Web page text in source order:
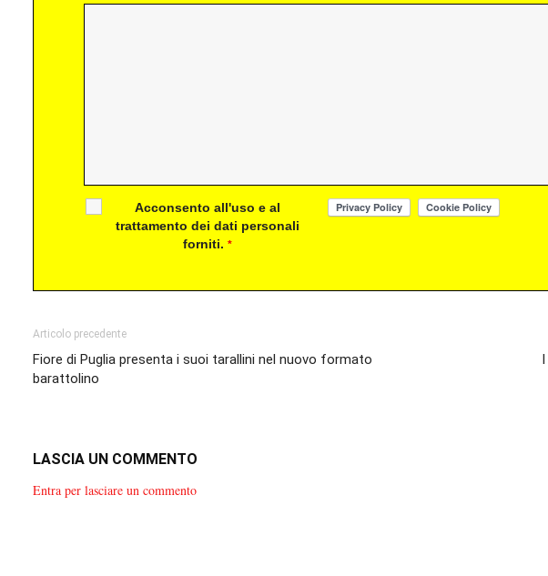
Acconsento all'uso e al
trattamento dei dati personali
forniti.*
Articolo precedente
Fiore di Puglia presenta i suoi tarallini nel nuovo formato
barattolino
LASCIA UN COMMENTO
Entra per lasciare un commento